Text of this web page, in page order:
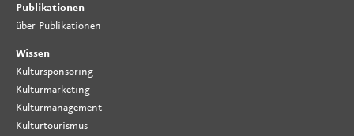
Publikationen
über Publikationen
Wissen
Kultursponsoring
Kulturmarketing
Kulturmanagement
Kulturtourismus